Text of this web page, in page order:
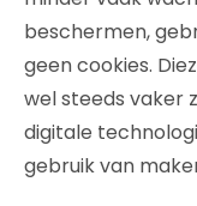
beschermen,
geen cookies.
wel steeds vaker
digitale
gebruik van